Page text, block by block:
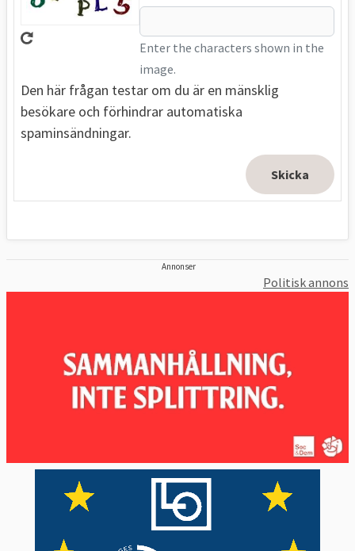
Enter the characters shown in the
image.
Den här frågan testar om du är en mänsklig
besökare och förhindrar automatiska
spaminsändningar.
Annonser
Politisk annons